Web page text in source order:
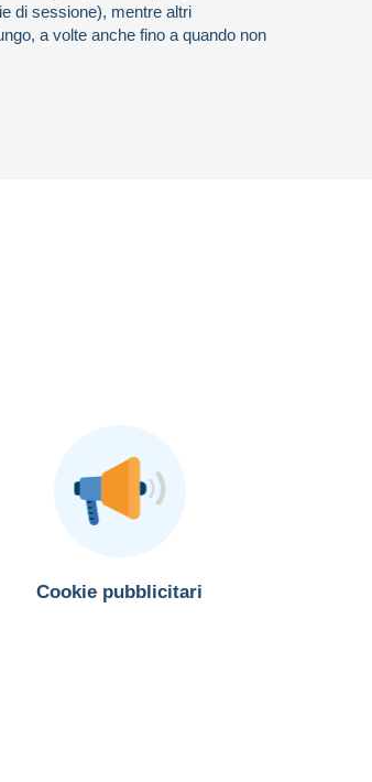
di sessione), mentre altri
a volte anche fino a quando non
Cookie pubblicitari